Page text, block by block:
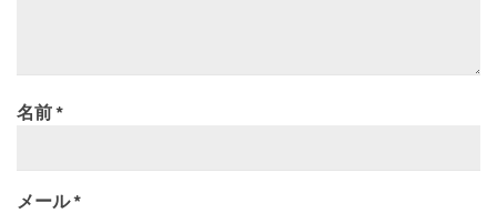
名前*
メール*